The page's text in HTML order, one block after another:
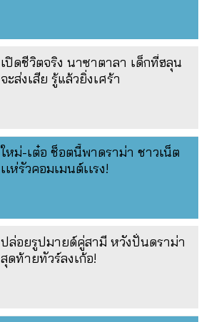
เปิดชีวิตจริง นาซาตาลา เด็กที่ฮลุน
จะส่งเสีย รู้แล้วยิ่งเศร้า
ใหม่-เต๋อ ช็อตนี้พาดราม่า ชาวเน็ต
เเห่รัวคอมเมนต์เเรง!
ปล่อยรูปมายด์คู่สามี หวังปั่นดราม่า
สุดท้ายทัวร์ลงเก้อ!